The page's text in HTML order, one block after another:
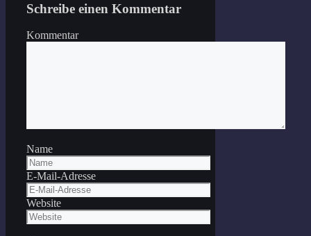
Schreibe einen Kommentar
Kommentar
Name
E-Mail-Adresse
Website